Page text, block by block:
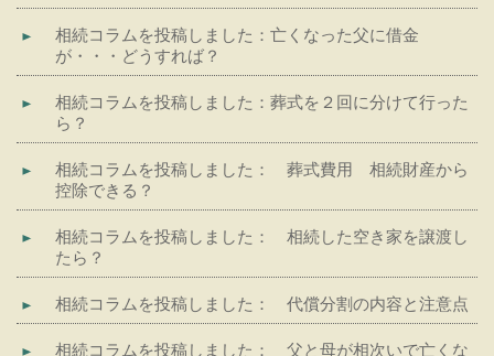
相続コラムを投稿しました：亡くなった父に借金
が・・・どうすれば？
相続コラムを投稿しました：葬式を２回に分けて行った
ら？
相続コラムを投稿しました： 葬式費用 相続財産から
控除できる？
相続コラムを投稿しました： 相続した空き家を譲渡し
たら？
相続コラムを投稿しました： 代償分割の内容と注意点
相続コラムを投稿しました： 父と母が相次いで亡くな